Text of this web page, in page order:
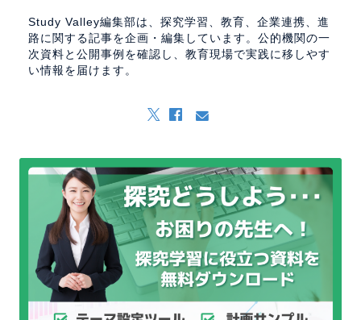
Study Valley編集部は、探究学習、教育、企業連携、進
路に関する記事を企画・編集しています。公的機関の一
次資料と公開事例を確認し、教育現場で実践に移しやす
い情報を届けます。